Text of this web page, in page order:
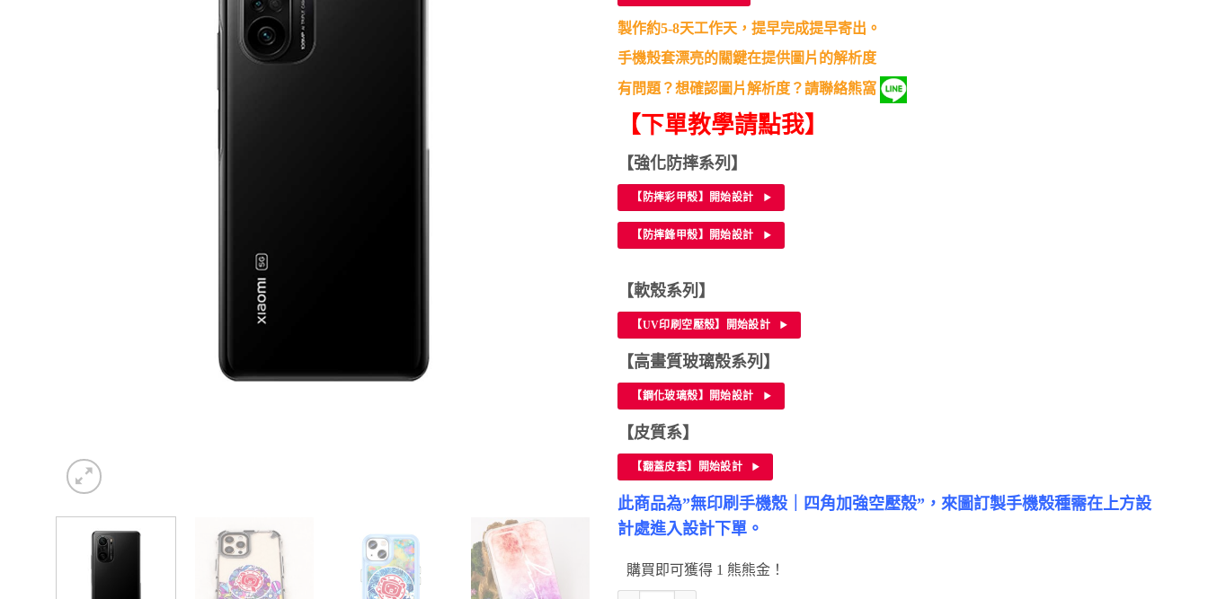
製作約5-8天工作天，提早完成提早寄出。
手機殼套漂亮的關鍵在提供圖片的解析度
有問題？想確認圖片解析度？請聯絡熊窩
【下單教學請點我】
【強化防摔系列】
【防摔彩甲殼】開始設計
【防摔鋒甲殼】開始設計
【軟殼系列】
【UV印刷空壓殼】開始設計
【高畫質玻璃殼系列】
【鋼化玻璃殼】開始設計
【皮質系】
【翻蓋皮套】開始設計
此商品為”無印刷手機殼｜四角加強空壓殼”，來圖訂製手機殼種需在上方設
計處進入設計下單。
購買即可獲得 1 熊熊金！